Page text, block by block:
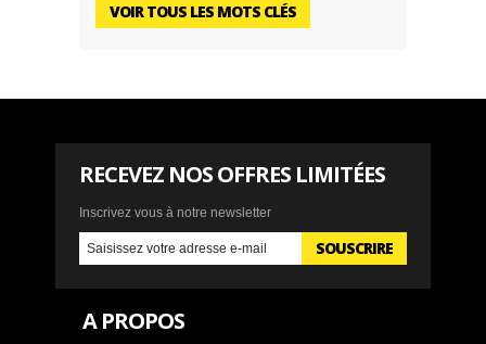
VOIR TOUS LES MOTS CLÉS
RECEVEZ NOS OFFRES LIMITÉES
Inscrivez vous à notre newsletter
SOUSCRIRE
A PROPOS